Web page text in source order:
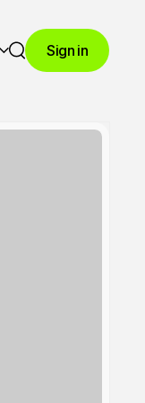
Search
Sign in